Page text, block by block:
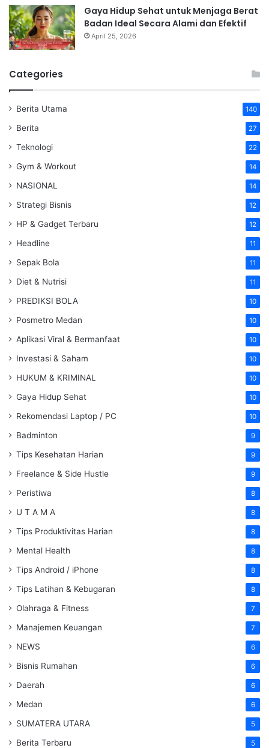
Gaya Hidup Sehat untuk Menjaga Berat
Badan Ideal Secara Alami dan Efektif
April 25, 2026
Categories
Berita Utama 140
Berita 27
Teknologi 22
Gym & Workout 14
NASIONAL 14
Strategi Bisnis 12
HP & Gadget Terbaru 12
Headline 11
Sepak Bola 11
Diet & Nutrisi 11
PREDIKSI BOLA 10
Posmetro Medan 10
Aplikasi Viral & Bermanfaat 10
Investasi & Saham 10
HUKUM & KRIMINAL 10
Gaya Hidup Sehat 10
Rekomendasi Laptop / PC 10
Badminton 9
Tips Kesehatan Harian 9
Freelance & Side Hustle 9
Peristiwa 8
U T A M A 8
Tips Produktivitas Harian 8
Mental Health 8
Tips Android / iPhone 8
Tips Latihan & Kebugaran 8
Olahraga & Fitness 7
Manajemen Keuangan 7
NEWS 6
Bisnis Rumahan 6
Daerah 6
Medan 6
SUMATERA UTARA 5
Berita Terbaru 5